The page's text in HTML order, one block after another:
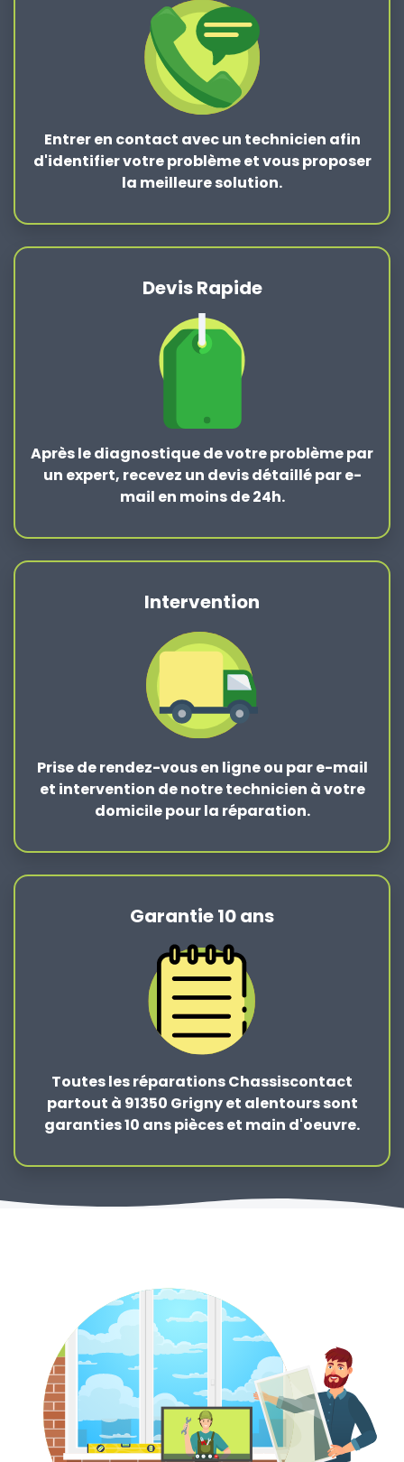
Entrer en contact avec un technicien afin
d'identifier votre problème et vous proposer
la meilleure solution.
Devis Rapide
Après lediagnostique de votre problèmepar
un expert, recevez un devis détaillé par e-
mail en moins de 24h.
Intervention
Prise de rendez-vous en ligne ou par e-mail
et intervention de notre technicien à votre
domicile pour la réparation.
Garantie 10 ans
Toutes les réparations Chassiscontact
partout à 91350 Grigny et alentours sont
garanties 10 ans pièces et main d'oeuvre.